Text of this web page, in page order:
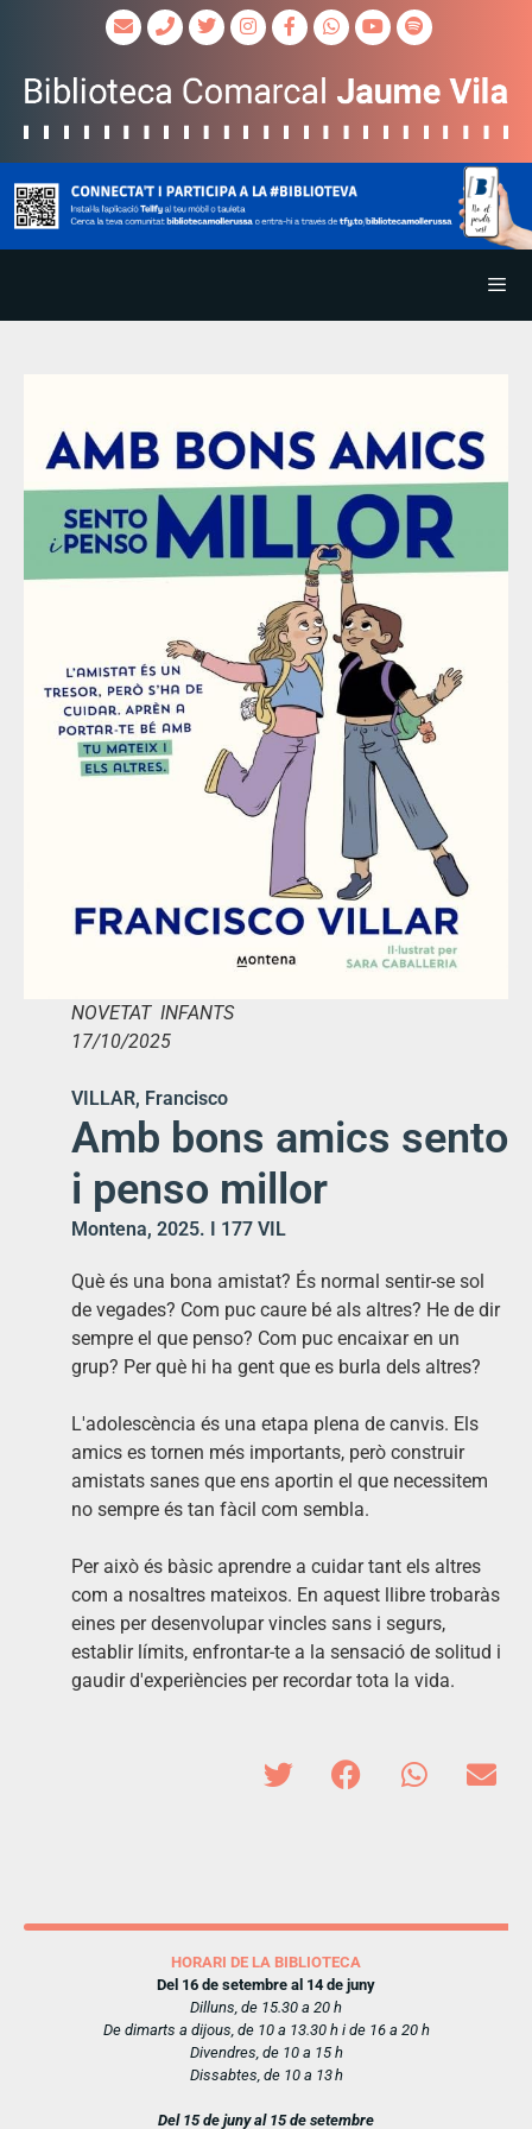
NOVETAT INFANTS
17/10/2025
VILLAR, Francisco
Amb bons amics sento
i penso millor
Montena, 2025. I 177 VIL
Què és una bona amistat? És normal sentir-se sol
de vegades? Com puc caure bé als altres? He de dir
sempre el que penso? Com puc encaixar en un
grup? Per què hi ha gent que es burla dels altres?
L'adolescència és una etapa plena de canvis. Els
amics es tornen més importants, però construir
amistats sanes que ens aportin el que necessitem
no sempre és tan fàcil com sembla.
Per això és bàsic aprendre a cuidar tant els altres
com a nosaltres mateixos. En aquest llibre trobaràs
eines per desenvolupar vincles sans i segurs,
establir límits, enfrontar-te a la sensació de solitud i
gaudir d'experiències per recordar tota la vida.
HORARI DE LA BIBLIOTECA
Del 16 de setembre al 14 de juny
Dilluns, de 15.30 a 20 h
De dimarts a dijous, de 10 a 13.30 h i de 16 a 20 h
Divendres, de 10 a 15 h
Dissabtes, de 10 a 13 h
Del 15 de juny al 15 de setembre